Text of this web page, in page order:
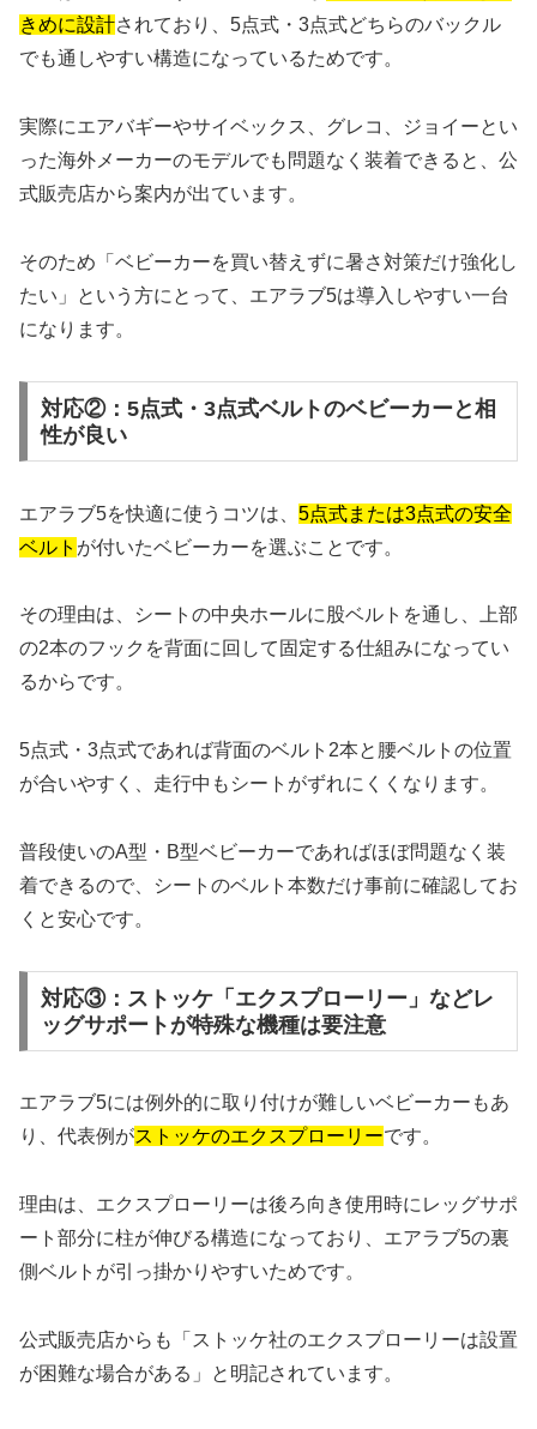
きめに設計されており、5点式・3点式どちらのバックル
でも通しやすい構造になっているためです。
実際にエアバギーやサイベックス、グレコ、ジョイーとい
った海外メーカーのモデルでも問題なく装着できると、公
式販売店から案内が出ています。
そのため「ベビーカーを買い替えずに暑さ対策だけ強化し
たい」という方にとって、エアラブ5は導入しやすい一台
になります。
対応②：5点式・3点式ベルトのベビーカーと相
性が良い
エアラブ5を快適に使うコツは、 5点式または3点式の安全
ベルト が付いたベビーカーを選ぶことです。
その理由は、シートの中央ホールに股ベルトを通し、上部
の2本のフックを背面に回して固定する仕組みになってい
るからです。
5点式・3点式であれば背面のベルト2本と腰ベルトの位置
が合いやすく、走行中もシートがずれにくくなります。
普段使いのA型・B型ベビーカーであればほぼ問題なく装
着できるので、シートのベルト本数だけ事前に確認してお
くと安心です。
対応③：ストッケ「エクスプローリー」などレ
ッグサポートが特殊な機種は要注意
エアラブ5には例外的に取り付けが難しいベビーカーもあ
り、代表例がストッケのエクスプローリーです。
理由は、エクスプローリーは後ろ向き使用時にレッグサポ
ート部分に柱が伸びる構造になっており、エアラブ5の裏
側ベルトが引っ掛かりやすいためです。
公式販売店からも「ストッケ社のエクスプローリーは設置
が困難な場合がある」と明記されています。